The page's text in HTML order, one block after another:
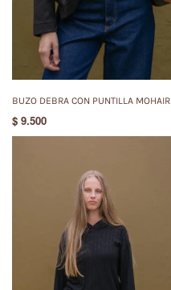
BUZO DEBRA CON PUNTILLA MOHAIR
$ 9.500